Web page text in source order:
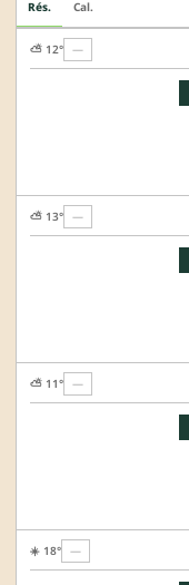
Rés. Cal.
⛅ 12° —
⛅ 13° —
⛅ 11° —
☀️ 18° —